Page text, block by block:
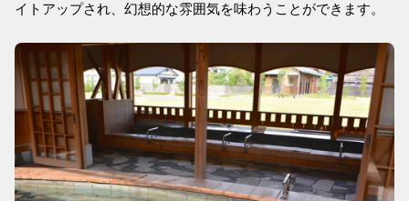
イトアップされ、幻想的な雰囲気を味わうことができます。